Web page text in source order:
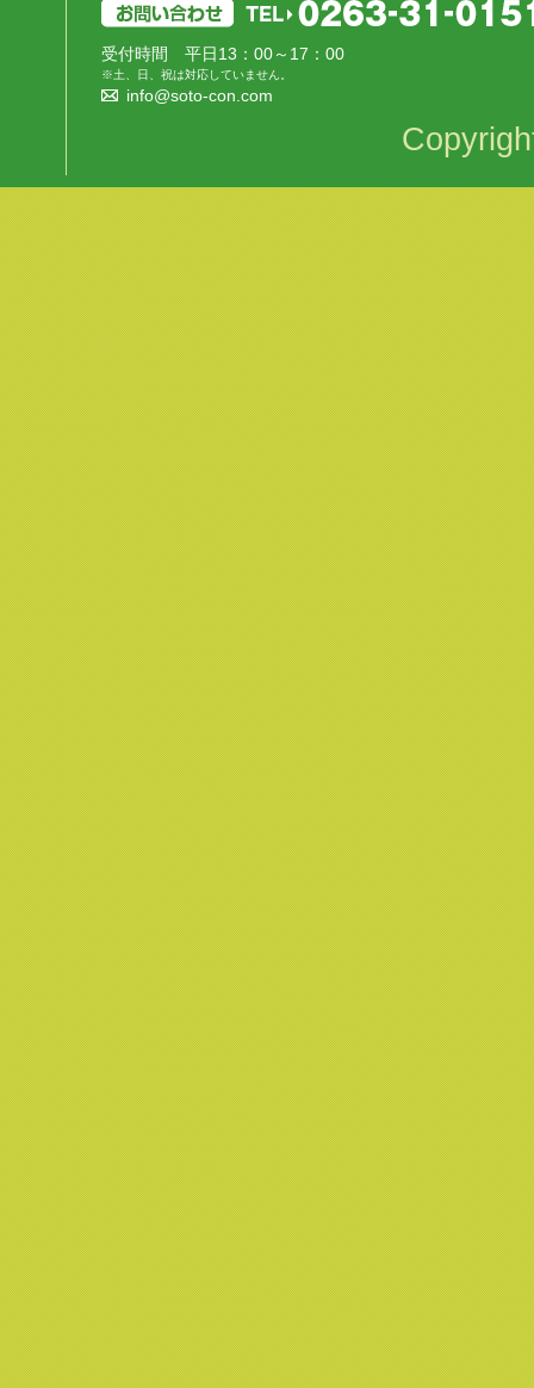
受付時間 平日13：00～17：00
※土、日、祝は対応していません。
info@soto-con.com